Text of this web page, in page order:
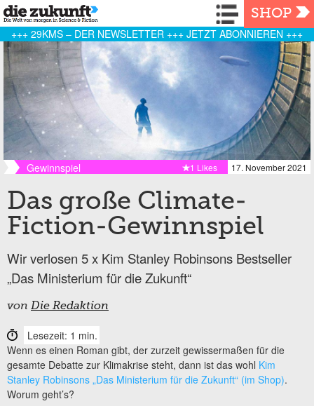
Navigation
SHOP
+++ 29KMS – DER NEWSLETTER +++ JETZT ABONNIEREN +++
Gewinnspiel 17. November 2021
1 Likes
Das große Climate-
Fiction-Gewinnspiel
Wir verlosen 5 x Kim Stanley Robinsons Bestseller
„Das Ministerium für die Zukunft“
von Die Redaktion
Lesezeit: 1 min.
Wenn es einen Roman gibt, der zurzeit gewissermaßen für die
gesamte Debatte zur Klimakrise steht, dann ist das wohl Kim
Stanley Robinsons „Das Ministerium für die Zukunft“ (im Shop).
Worum geht’s?